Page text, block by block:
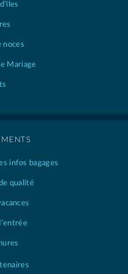
noces
Mariage
infos bagages
qualité